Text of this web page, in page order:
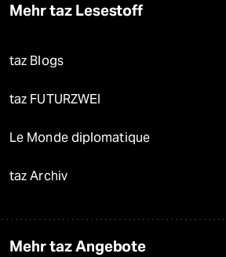
Mehr taz Lesestoff
taz Blogs
taz FUTURZWEI
Le Monde diplomatique
taz Archiv
Mehr taz Angebote